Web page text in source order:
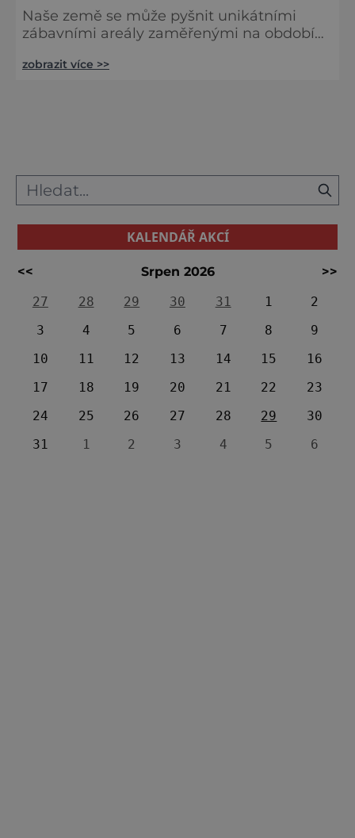
Naše země se může pyšnit unikátními
zábavními areály zaměřenými na období
je i Šiklův mlýn – westernové městečko,
řadě vystoupení, mezi kterými nechyb
zobrazit více >>
KALENDÁŘ AKCÍ
<< Srpen 2026
>>
27
28 29 30 31 1
2
3
4 5 6 7 8
9
10
11 12 13 14 15
16
17
18 19 20 21 22
23
24
25 26 27 28 29
30
31
1 2 3 4 5 6